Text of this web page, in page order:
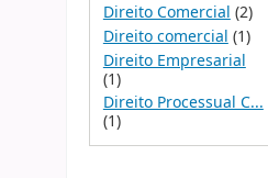
Direito Comercial (2)
Direito comercial (1)
Direito Empresarial
(1)
Direito Processual C...
(1)